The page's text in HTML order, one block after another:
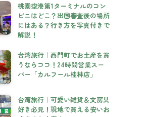
桃園空港第1ターミナルのコン
ビニはどこ？出国審査後の場所
にはある？行き方を写真付きで
解説！
台湾旅行｜西門町でお土産を買
うならココ！24時間営業スー
パー「カルフール桂林店」
台湾旅行｜可愛い雑貨＆文房具
好き必見！現地で買える安いお